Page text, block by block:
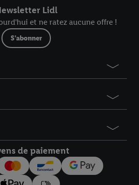
Lidl
et ne ratez aucune offre !
S'abonner
de paiement